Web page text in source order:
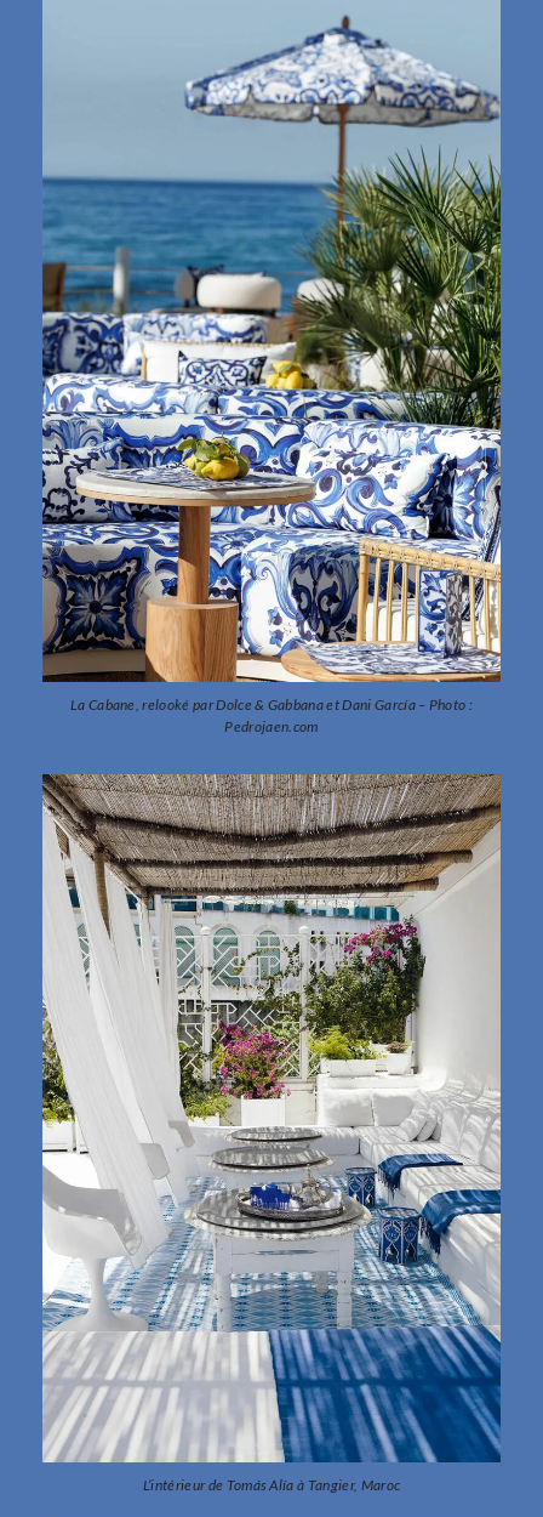
La Cabane, relooké par Dolce & Gabbana et Dani García – Photo :
Pedrojaen.com
L’intérieur de Tomás Alía à Tangier, Maroc